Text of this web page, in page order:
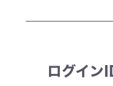
ログイン